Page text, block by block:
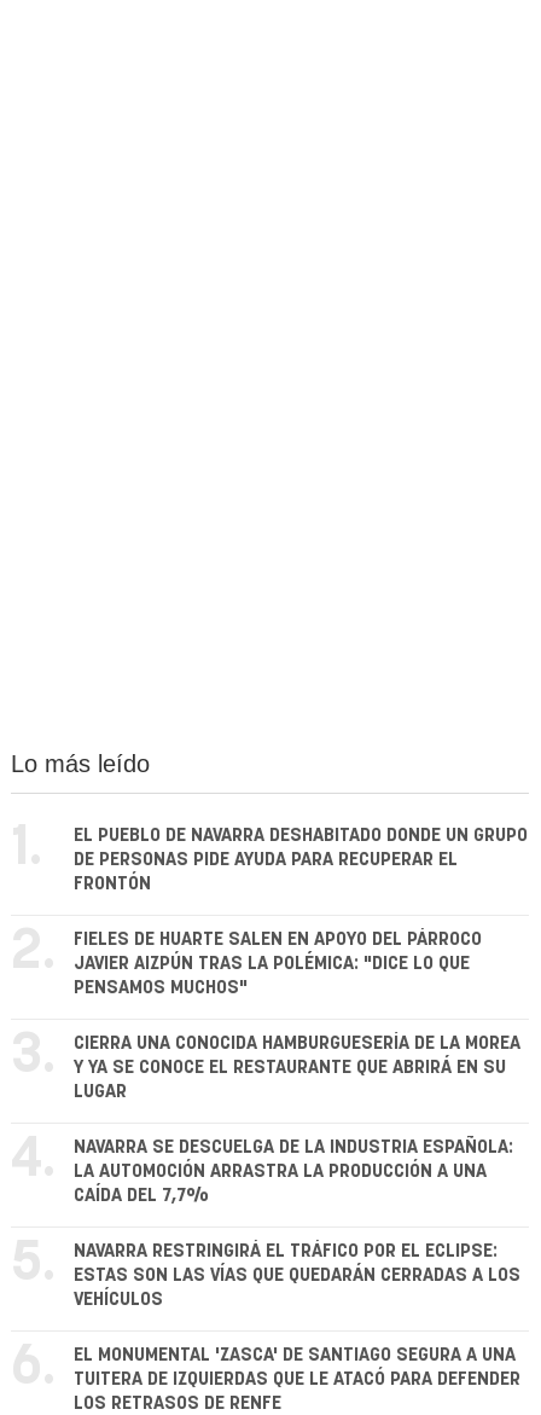
Lo más leído
1.
EL PUEBLO DE NAVARRA DESHABITADO DONDE UN GRUPO
DE PERSONAS PIDE AYUDA PARA RECUPERAR EL
FRONTÓN
2.
FIELES DE HUARTE SALEN EN APOYO DEL PÁRROCO
JAVIER AIZPÚN TRAS LA POLÉMICA: "DICE LO QUE
PENSAMOS MUCHOS"
3.
CIERRA UNA CONOCIDA HAMBURGUESERÍA DE LA MOREA
Y YA SE CONOCE EL RESTAURANTE QUE ABRIRÁ EN SU
LUGAR
4.
NAVARRA SE DESCUELGA DE LA INDUSTRIA ESPAÑOLA:
LA AUTOMOCIÓN ARRASTRA LA PRODUCCIÓN A UNA
CAÍDA DEL 7,7%
5.
NAVARRA RESTRINGIRÁ EL TRÁFICO POR EL ECLIPSE:
ESTAS SON LAS VÍAS QUE QUEDARÁN CERRADAS A LOS
VEHÍCULOS
6.
EL MONUMENTAL 'ZASCA' DE SANTIAGO SEGURA A UNA
TUITERA DE IZQUIERDAS QUE LE ATACÓ PARA DEFENDER
LOS RETRASOS DE RENFE